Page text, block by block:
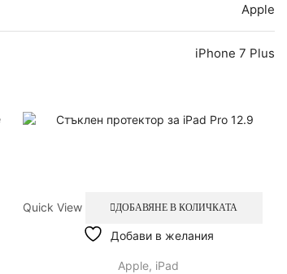
Apple
iPhone 7 Plus
Quick View ДОБАВЯНЕ В КОЛИЧКАТА
Добави в желания
Apple, iPad